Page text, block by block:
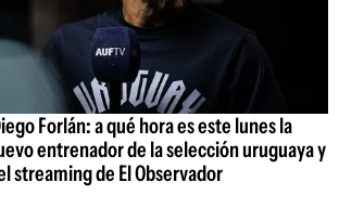
Forlán: a qué hora es este lunes la
entrenador de la selección uruguaya y
streaming de El Observador